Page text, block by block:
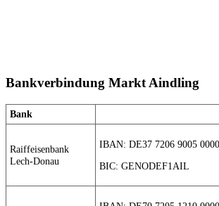
Bankverbindung Markt Aindling
Bank
Raiffeisenbank
Lech-Donau
IBAN: DE37 7206 9005
BIC: GENODEF1AIL